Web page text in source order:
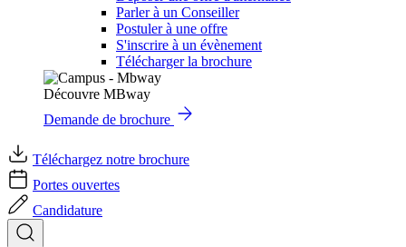
Parler à un Conseiller
Postuler à une offre
S'inscrire à un évènement
Télécharger la brochure
Découvre MBway
Demande de brochure
Téléchargez notre brochure
Portes ouvertes
Candidature